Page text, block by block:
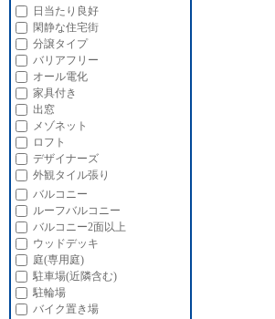
日当たり良好
閑静な住宅街
分譲タイプ
バリアフリー
オール電化
家具付き
出窓
メゾネット
ロフト
デザイナーズ
外観タイル張り
バルコニー
ルーフバルコニー
バルコニー2面以上
ウッドデッキ
庭(専用庭)
駐車場(近隣含む)
駐輪場
バイク置き場